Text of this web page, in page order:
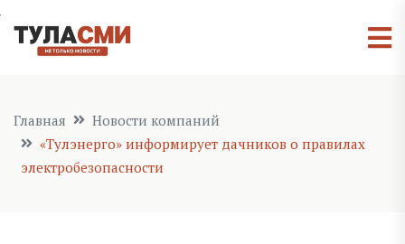
Главная
Новости компаний
«Тулэнерго» информирует дачников о правилах
электробезопасности